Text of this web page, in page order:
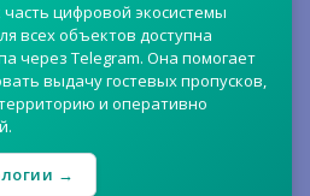
часть цифровой экосистемы
всех объектов доступна
через Telegram. Она помогает
выдачу гостевых пропусков,
и оперативно
→